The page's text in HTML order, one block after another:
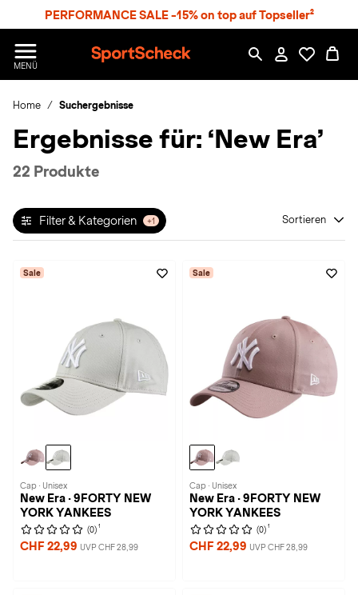
PERFORMANCE SALE -15% on top auf Topseller²
MENÜ
p
r
S
h
k
Home Suchergebnisse
Ergebnisse für: ‘New Era’
22 Produkte
Filter & Kategorien +1 Sortieren
Sale
Cap · Unisex
New Era · 9FORTY NEW
YORK YANKEES
(0) 1
CHF 22,99 UVP CHF 28,99
Sale
Cap · Unisex
New Era · 9FORTY NEW
YORK YANKEES
(0) 1
CHF 22,99 UVP CHF 28,99